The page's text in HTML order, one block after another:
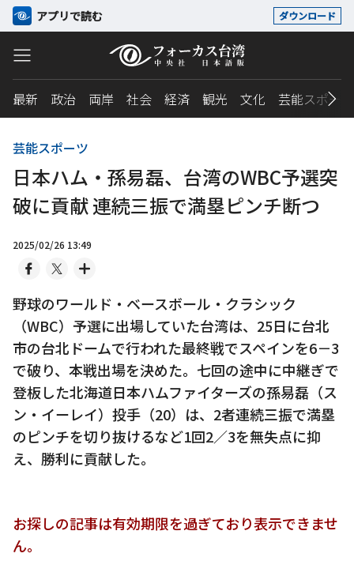
アプリで読む ダウンロード
最新 政治 両岸 社会 経済 観光 文化 芸能スポーツ
芸能スポーツ
日本ハム・孫易磊、台湾のWBC予選突
破に貢献 連続三振で満塁ピンチ断つ
2025/02/26 13:49
野球のワールド・ベースボール・クラシック
（WBC）予選に出場していた台湾は、25日に台北
市の台北ドームで行われた最終戦でスペインを6－3
で破り、本戦出場を決めた。七回の途中に中継ぎで
登板した北海道日本ハムファイターズの孫易磊（ス
ン・イーレイ）投手（20）は、2者連続三振で満塁
のピンチを切り抜けるなど1回2／3を無失点に抑
え、勝利に貢献した。
お探しの記事は有効期限を過ぎており表示できませ
ん。